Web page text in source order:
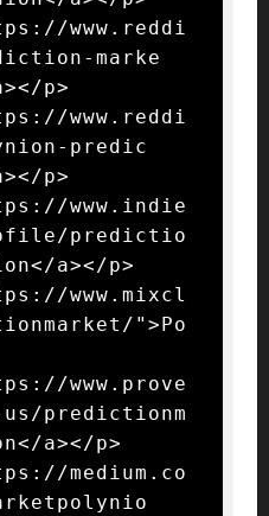
www.reddi
marke
p>
www.reddi
predic
p>
www.indie
predictio
a></p>
www.mixcl
">Po
www.prove
predictionm
a></p>
medium.co